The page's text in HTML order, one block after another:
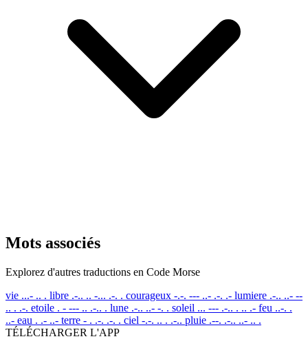
Mots associés
Explorez d'autres traductions en Code Morse
vie ...- .. . libre .-.. .. -... .-. . courageux -.-. --- ..- .-. .- lumiere .-.. ..- --
.. . .-. etoile . - --- .. .-.. . lune .-.. ..- -. . soleil ... --- .-.. . .. .- feu ..-. .
..- eau . .- ..- terre - . .-. .-. . ciel -.-. .. . .-.. pluie .--. .-.. ..- .. .
TÉLÉCHARGER L'APP